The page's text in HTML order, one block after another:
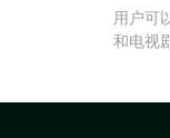
用户可
和电视